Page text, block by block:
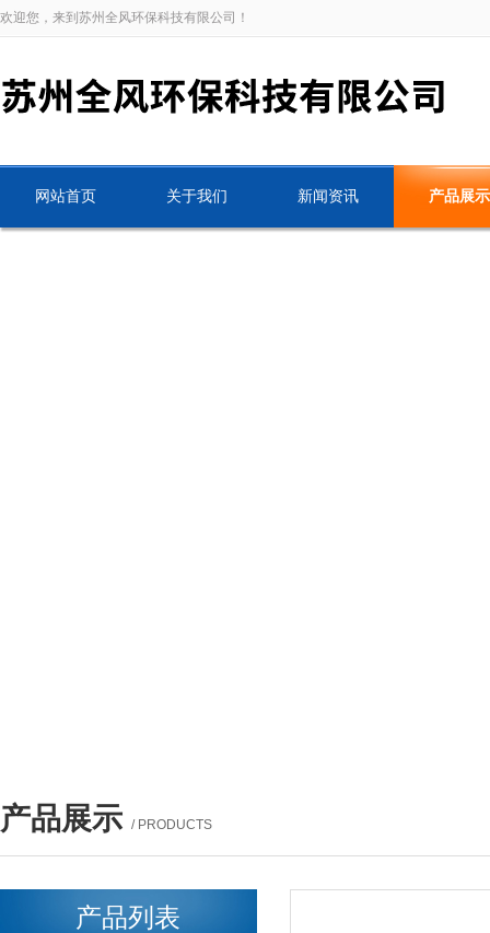
欢迎您，来到苏州全风环保科技有限公司！
网站首页 关于我们 新闻资讯 产品展示
产品展示 / PRODUCTS
产品列表